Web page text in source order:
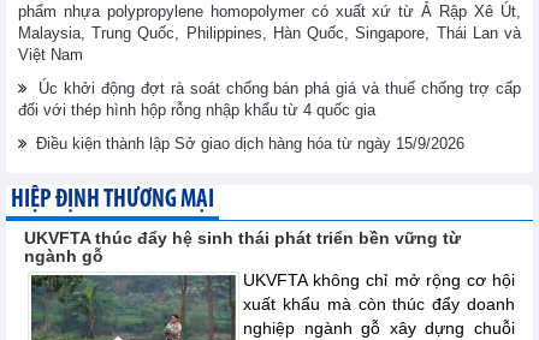
phẩm nhựa polypropylene homopolymer có xuất xứ từ Ả Rập Xê Út,
Malaysia, Trung Quốc, Philippines, Hàn Quốc, Singapore, Thái Lan và
Việt Nam
Úc khởi động đợt rà soát chống bán phá giá và thuế chống trợ cấp
đối với thép hình hộp rỗng nhập khẩu từ 4 quốc gia
Điều kiện thành lập Sở giao dịch hàng hóa từ ngày 15/9/2026
HIỆP ĐỊNH THƯƠNG MẠI
UKVFTA thúc đẩy hệ sinh thái phát triển bền vững từ
ngành gỗ
UKVFTA không chỉ mở rộng cơ hội
xuất khẩu mà còn thúc đẩy doanh
nghiệp ngành gỗ xây dựng chuỗi